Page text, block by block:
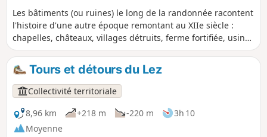
Les bâtiments (ou ruines) le long de la randonnée racontent
l'histoire d'une autre époque remontant au XIIe siècle :
chapelles, châteaux, villages détruits, ferme fortifiée, usine
hydraulique. La végétation varie de la forêt de chênes verts,
des champs de lavande, aux vergers d'abricots et aux
vignobles. Superbes vues sur la montagne de la Lance et,
depuis le Col de la Roche et la crête au-dessus de Béconne,
vues sur la vallée.
Tours et détours du Lez
Collectivité territoriale
8,96 km
+218 m -220 m
3h 10
Moyenne